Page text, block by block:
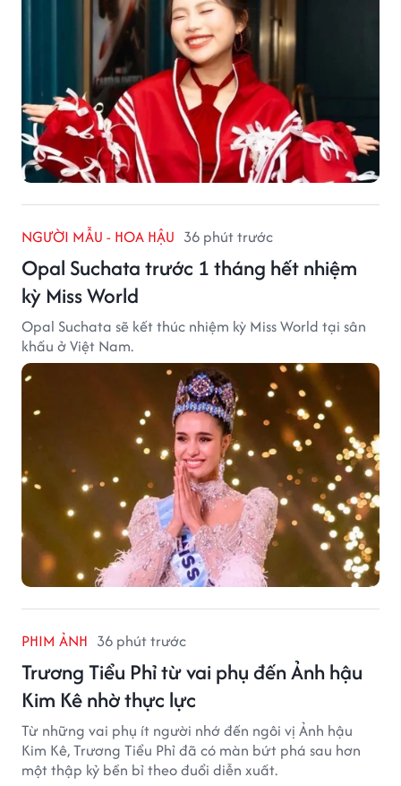
NGƯỜI MẪU - HOA HẬU 36 phút trước
Opal Suchata trước 1 tháng hết nhiệm
kỳ Miss World
Opal Suchata sẽ kết thúc nhiệm kỳ Miss World tại sân
khấu ở Việt Nam.
PHIM ẢNH 36 phút trước
Trương Tiểu Phỉ từ vai phụ đến Ảnh hậu
Kim Kê nhờ thực lực
Từ những vai phụ ít người nhớ đến ngôi vị Ảnh hậu
Kim Kê, Trương Tiểu Phỉ đã có màn bứt phá sau hơn
một thập kỷ bền bỉ theo đuổi diễn xuất.